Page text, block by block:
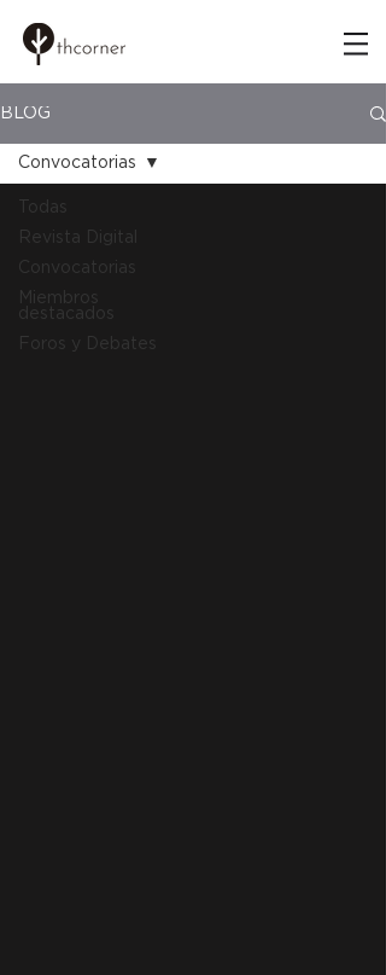
BLOG
Todas
Revista Digital
Convocatorias
Miembros
destacados
Foros y Debates
Convocatorias